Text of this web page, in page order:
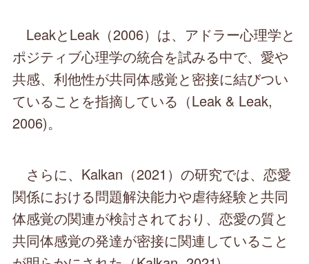
LeakとLeak（2006）は、アドラー心理学と
ポジティブ心理学の統合を試みる中で、愛や
共感、利他性が共同体感覚と密接に結びつい
ていることを指摘している（Leak & Leak,
2006)。
さらに、Kalkan（2021）の研究では、恋愛
関係における問題解決能力や虐待経験と共同
体感覚の関連が検討されており、恋愛の質と
共同体感覚の発達が密接に関連していること